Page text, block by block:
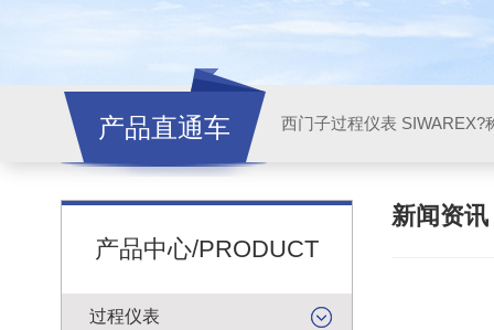
产品直通车 西门子过程仪表 SIWAREX?
产品中心/PRODUCT
过程仪表
新闻资讯